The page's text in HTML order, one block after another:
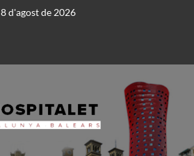
8 d'agost de 2026